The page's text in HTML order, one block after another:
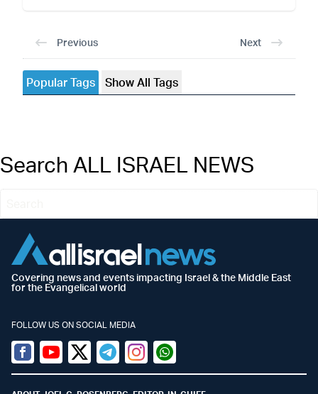
Previous Next
Popular Tags Show All Tags
Search ALL ISRAEL NEWS
Covering news and events impacting Israel & the Middle East
for the Evangelical world
FOLLOW US ON SOCIAL MEDIA
Facebook
YoutubeTwitter (X)
TelegramInstagramWhatsapp